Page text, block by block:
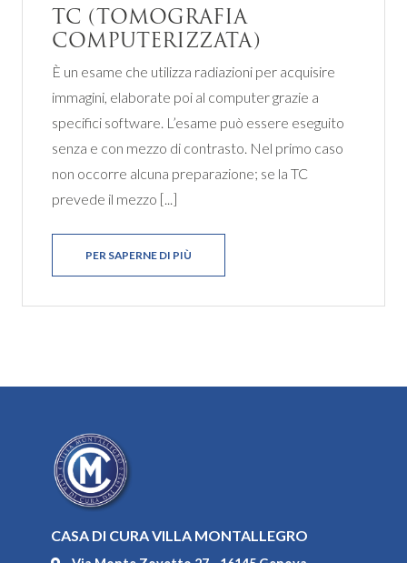
TC (TOMOGRAFIA
COMPUTERIZZATA)
È un esame che utilizza radiazioni per acquisire
immagini, elaborate poi al computer grazie a
specifici software. L’esame può essere eseguito
senza e con mezzo di contrasto. Nel primo caso
non occorre alcuna preparazione; se la TC
prevede il mezzo [...]
PER SAPERNE DI PIÙ
CASA DI CURA VILLA MONTALLEGRO